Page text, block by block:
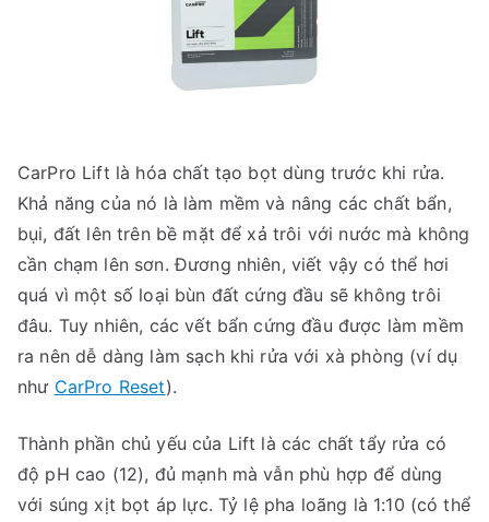
CarPro Lift là hóa chất tạo bọt dùng trước khi rửa.
Khả năng của nó là làm mềm và nâng các chất bẩn,
bụi, đất lên trên bề mặt để xả trôi với nước mà không
cần chạm lên sơn. Đương nhiên, viết vậy có thể hơi
quá vì một số loại bùn đất cứng đầu sẽ không trôi
đâu. Tuy nhiên, các vết bẩn cứng đầu được làm mềm
ra nên dễ dàng làm sạch khi rửa với xà phòng (ví dụ
như CarPro Reset).
Thành phần chủ yếu của Lift là các chất tẩy rửa có
độ pH cao (12), đủ mạnh mà vẫn phù hợp để dùng
với súng xịt bọt áp lực. Tỷ lệ pha loãng là 1:10 (có thể